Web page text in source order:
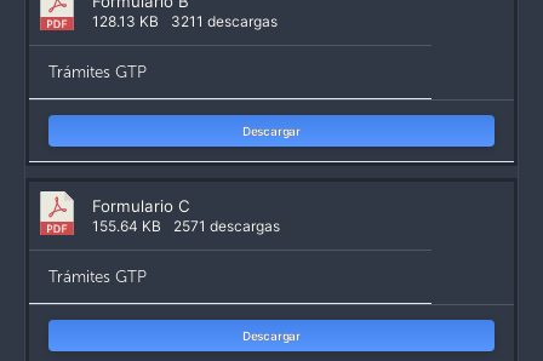
128.13 KB 3211 descargas
Trámites GTP
Descargar
Formulario C
155.64 KB 2571 descargas
Trámites GTP
Descargar